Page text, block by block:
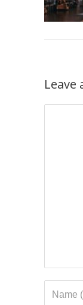
Leave